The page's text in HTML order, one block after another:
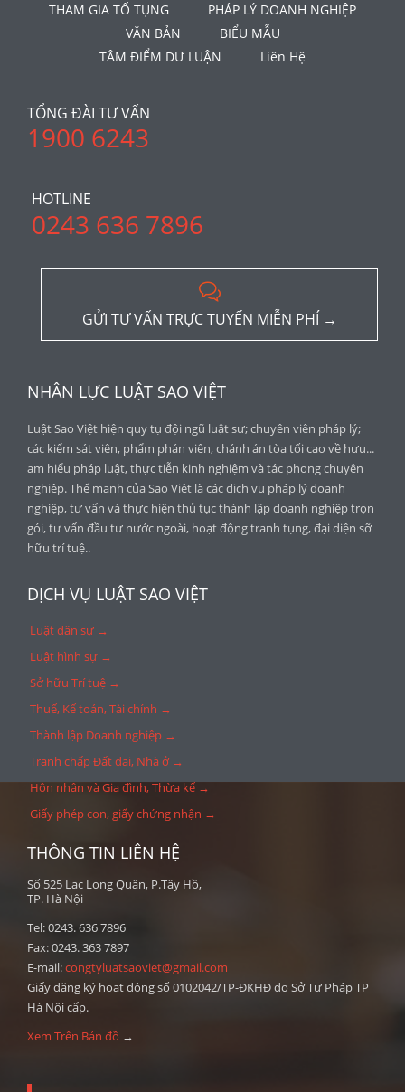
THAM GIA TỐ TỤNG
PHÁP LÝ DOANH NGHIỆP
VĂN BẢN
BIỂU MẪU
TÂM ĐIỂM DƯ LUẬN
Liên Hệ
TỔNG ĐÀI TƯ VẤN
1900 6243
HOTLINE
0243 636 7896

GỬI TƯ VẤN TRỰC TUYẾN MIỄN PHÍ →
NHÂN LỰC LUẬT SAO VIỆT
Luật Sao Việt hiện quy tụ đội ngũ luật sư; chuyên viên pháp lý;
các kiểm sát viên, phẩm phán viên, chánh án tòa tối cao về hưu...
am hiểu pháp luật, thực tiễn kinh nghiệm và tác phong chuyên
nghiệp. Thế mạnh của Sao Việt là các dịch vụ pháp lý doanh
nghiệp, tư vấn và thực hiện thủ tục thành lập doanh nghiệp trọn
gói, tư vấn đầu tư nước ngoài, hoạt động tranh tụng, đại diện sỡ
hữu trí tuệ..
DỊCH VỤ LUẬT SAO VIỆT
Luật dân sự →
Luật hình sự →
Sở hữu Trí tuệ →
Thuế, Kế toán, Tài chính →
Thành lập Doanh nghiệp →
Tranh chấp Đất đai, Nhà ở →
Hôn nhân và Gia đình, Thừa kế →
Giấy phép con, giấy chứng nhận →
THÔNG TIN LIÊN HỆ
Số 525 Lạc Long Quân, P.Tây Hồ,
TP. Hà Nội
Tel: 0243. 636 7896
Fax: 0243. 363 7897
E-mail:congtyluatsaoviet@gmail.com
Giấy đăng ký hoạt động số 0102042/TP-ĐKHĐ do Sở Tư Pháp TP
Hà Nội cấp.
Xem Trên Bản đồ →